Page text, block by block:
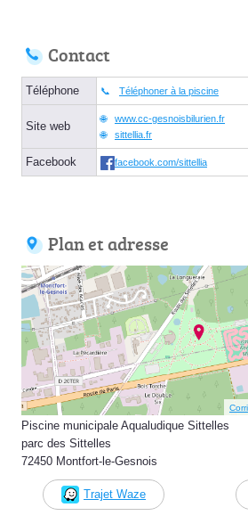
Contact
Téléphone Téléphoner à la piscine
Site web
www.cc-gesnoisbilurien.fr
sittellia.fr
Facebook facebook.com/sittellia
Plan et adresse
Piscine municipale Aqualudique Sittelles
parc des Sittelles
72450 Montfort-le-Gesnois
Trajet Waze